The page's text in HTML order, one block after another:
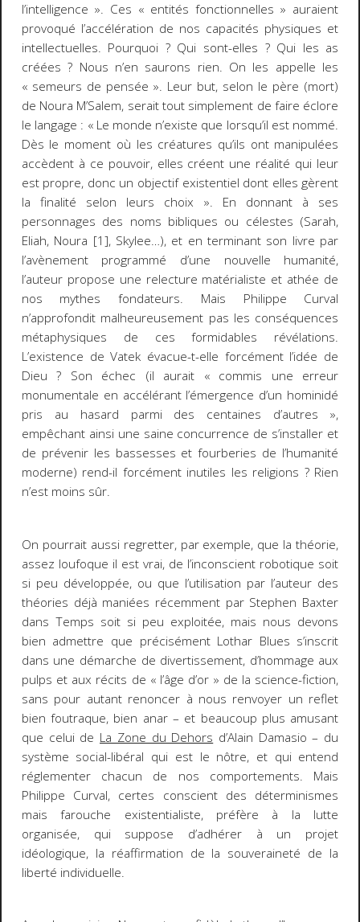
l’intelligence ». Ces « entités fonctionnelles » auraient
provoqué l’accélération de nos capacités physiques et
intellectuelles. Pourquoi ? Qui sont-elles ? Qui les as
créées ? Nous n’en saurons rien. On les appelle les
« semeurs de pensée ». Leur but, selon le père (mort)
de Noura M’Salem, serait tout simplement de faire éclore
le langage : « Le monde n’existe que lorsqu’il est nommé.
Dès le moment où les créatures qu’ils ont manipulées
accèdent à ce pouvoir, elles créent une réalité qui leur
est propre, donc un objectif existentiel dont elles gèrent
la finalité selon leurs choix ». En donnant à ses
personnages des noms bibliques ou célestes (Sarah,
Eliah, Noura [1], Skylee…), et en terminant son livre par
l’avènement programmé d’une nouvelle humanité,
l’auteur propose une relecture matérialiste et athée de
nos mythes fondateurs. Mais Philippe Curval
n’approfondit malheureusement pas les conséquences
métaphysiques de ces formidables révélations.
L’existence de Vatek évacue-t-elle forcément l’idée de
Dieu ? Son échec (il aurait « commis une erreur
monumentale en accélérant l’émergence d’un hominidé
pris au hasard parmi des centaines d’autres »,
empêchant ainsi une saine concurrence de s’installer et
de prévenir les bassesses et fourberies de l’humanité
moderne) rend-il forcément inutiles les religions ? Rien
n’est moins sûr.
On pourrait aussi regretter, par exemple, que la théorie,
assez loufoque il est vrai, de l’inconscient robotique soit
si peu développée, ou que l’utilisation par l’auteur des
théories déjà maniées récemment par Stephen Baxter
dans Temps soit si peu exploitée, mais nous devons
bien admettre que précisément Lothar Blues s’inscrit
dans une démarche de divertissement, d’hommage aux
pulps et aux récits de « l’âge d’or » de la science-fiction,
sans pour autant renoncer à nous renvoyer un reflet
bien foutraque, bien anar – et beaucoup plus amusant
que celui de La Zone du Dehors d’Alain Damasio – du
système social-libéral qui est le nôtre, et qui entend
réglementer chacun de nos comportements. Mais
Philippe Curval, certes conscient des déterminismes
mais farouche existentialiste, préfère à la lutte
organisée, qui suppose d’adhérer à un projet
idéologique, la réaffirmation de la souveraineté de la
liberté individuelle.